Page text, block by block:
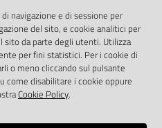
)
navigazione e di sessione per
del sito, e cookie analitici per
sito da parte degli utenti. Utilizza
per fini statistici. Per i cookie di
o meno cliccando sul pulsante
come disabilitare i cookie oppure
Cookie Policy.